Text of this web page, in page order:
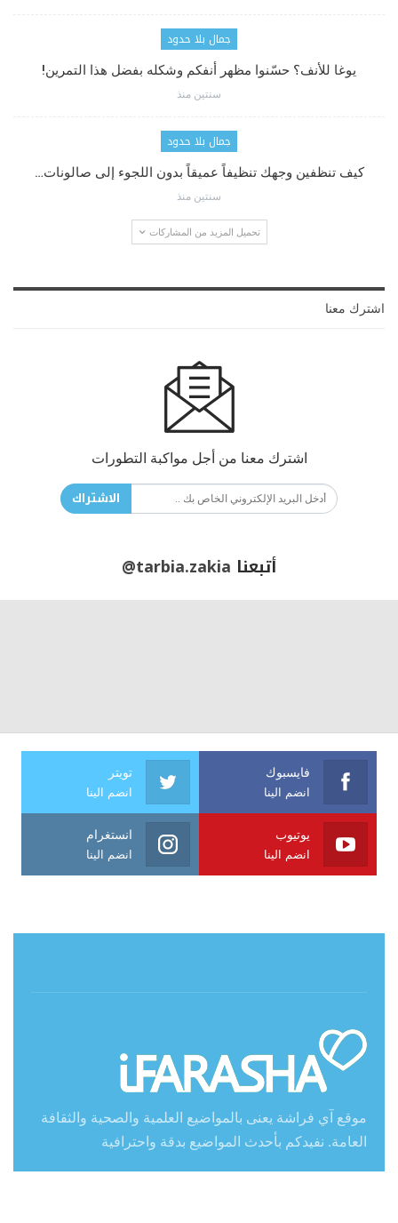
جمال بلا حدود
يوغا للأنف؟ حسّنوا مظهر أنفكم وشكله بفضل هذا التمرين!
سنتين منذ
جمال بلا حدود
كيف تنظفين وجهك تنظيفاً عميقاً بدون اللجوء إلى صالونات…
سنتين منذ
تحميل المزيد من المشاركات
اشترك معنا
اشترك معنا من أجل مواكبة التطورات
الاشتراك
أتبعنا @tarbia.zakia
فايسبوك
انضم الينا
تويتر
انضم الينا
يوتيوب
انضم الينا
انستغرام
انضم الينا
موقع آي فراشة يعنى بالمواضيع العلمية والصحية والثقافة
العامة. نفيدكم بأحدث المواضيع بدقة واحترافية